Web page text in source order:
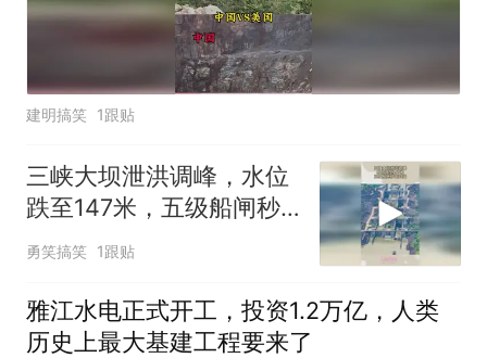
建明搞笑 1跟贴
三峡大坝泄洪调峰，水位
跌至147米，五级船闸秒
变四级
勇笑搞笑 1跟贴
雅江水电正式开工，投资1.2万亿，人类
历史上最大基建工程要来了